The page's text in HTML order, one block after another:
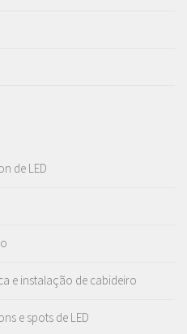
de LED
e instalação de cabideiro
e spots de LED